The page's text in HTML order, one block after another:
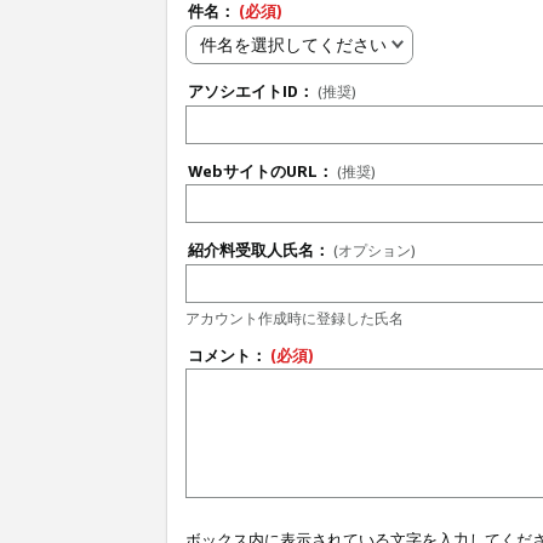
件名： (必須)
件名を選択してください
アソシエイトID： (推奨)
WebサイトのURL： (推奨)
紹介料受取人氏名： (オプション)
アカウント作成時に登録した氏名
コメント： (必須)